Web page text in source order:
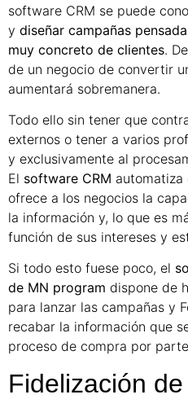
software CRM se puede
y diseñar campañas
muy concreto de clientes.
de un negocio de convertir
aumentará sobremanera.
Todo ello sin tener que
externos o tener a varios
y exclusivamente al
El software CRM automatiza
ofrece a los negocios la
la información y, lo que es
función de sus intereses y
Si todo esto fuese poco, el
de MN program dispone de
para lanzar las campañas y
recabar la información que
proceso de compra por
Fidelización